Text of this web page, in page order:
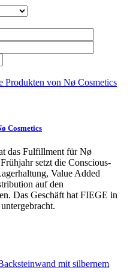
Cosmetics
das Fulfillment für Nø
setzt die Conscious-
Value Added
auf den
Das Geschäft hat FIEGE in